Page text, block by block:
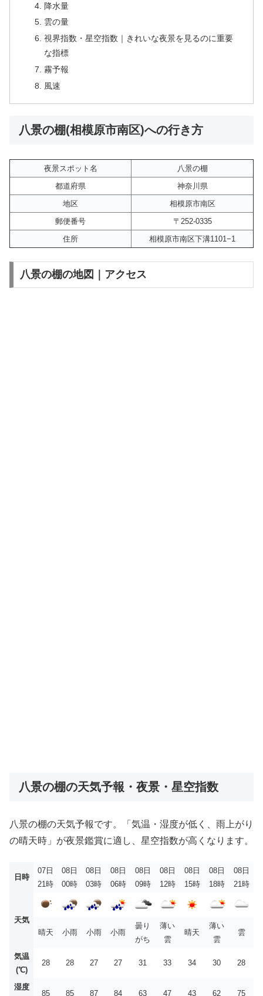
降水量
雲の量
視界指数・星空指数｜きれいな夜景を見るのに重要
な指標
霧予報
風速
八景の棚(相模原市南区)への行き方
夜景スポット名
八景の棚
都道府県
神奈川県
地区
相模原市南区
郵便番号
〒252-0335
住所
相模原市南区下溝1101−1
八景の棚の地図｜アクセス
八景の棚の天気予報・夜景・星空指数
八景の棚の天気予報です。「気温・湿度が低く、雨上がり
の晴天時」が夜景鑑賞に適し、星空指数が高くなります。
日時
07日
21時
08日
00時
08日
03時
08日
06時
08日
09時
08日
12時
08日
15時
08日
18時
08日
21時
天気
晴天
小雨 小雨 小雨
曇り
がち
薄い
雲
晴天
薄い
雲
雲
気温
(℃)
28 28 27 27 31 33 34 30 28
湿度
85 85 87 84 63 47 43 62 75